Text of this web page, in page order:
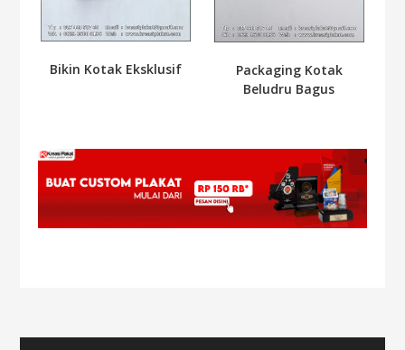
Bikin Kotak Eksklusif
Packaging Kotak
Beludru Bagus